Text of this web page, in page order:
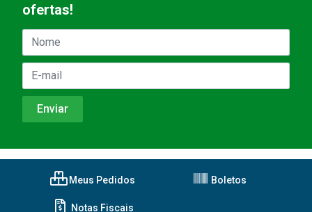
ofertas!
Meus Pedidos Boletos
Notas Fiscais